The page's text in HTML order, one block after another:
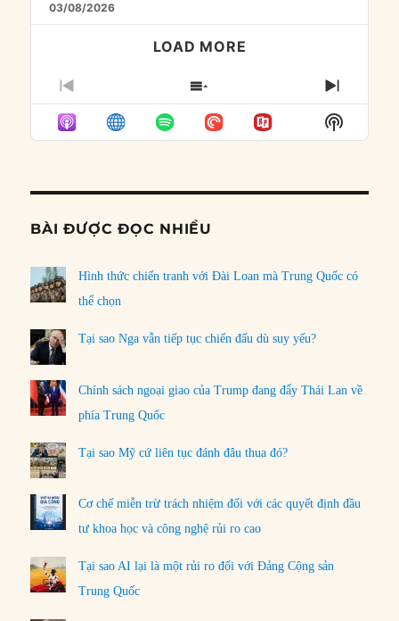
03/08/2026
LOAD MORE
PREVIOUS
EPISODE
SHOW
EPISODES
LIST
NEXT
Show
Podcast
BÀI ĐƯỢC ĐỌC NHIỀU
Hình thức chiến tranh với Đài Loan mà Trung Quốc có
thể chọn
Tại sao Nga vẫn tiếp tục chiến đấu dù suy yếu?
Chính sách ngoại giao của Trump đang đẩy Thái Lan về
phía Trung Quốc
Tại sao Mỹ cứ liên tục đánh đâu thua đó?
Cơ chế miễn trừ trách nhiệm đối với các quyết định đầu
tư khoa học và công nghệ rủi ro cao
Tại sao AI lại là một rủi ro đối với Đảng Cộng sản
Trung Quốc